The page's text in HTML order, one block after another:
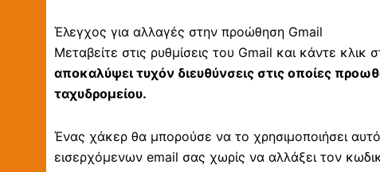
Έλεγχος για αλλαγές στην προώθηση Gmail
Μεταβείτε στις ρυθμίσεις του Gmail και κάντε
αποκαλύψει τυχόν διευθύνσεις στις οποίες
ταχυδρομείου.
Ένας χάκερ θα μπορούσε να το χρησιμοποιήσει
εισερχόμενων email σας χωρίς να αλλάξει τον